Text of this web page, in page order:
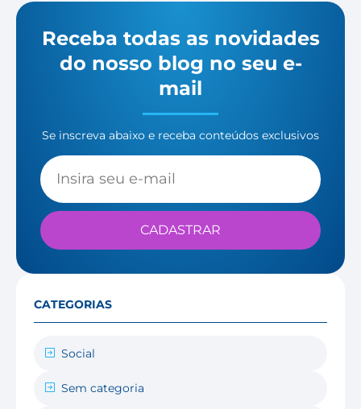
Receba todas as novidades
do nosso blog no seu e-
mail
Se inscreva abaixo e receba conteúdos exclusivos
CADASTRAR
CATEGORIAS
Social
Sem categoria